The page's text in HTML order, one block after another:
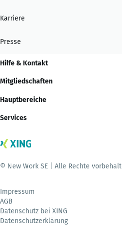
Karriere
Presse
Hilfe & Kontakt
Mitgliedschaften
Hauptbereiche
Services
© New Work SE | Alle Rechte
Impressum
AGB
Datenschutz bei XING
Datenschutzerklärung